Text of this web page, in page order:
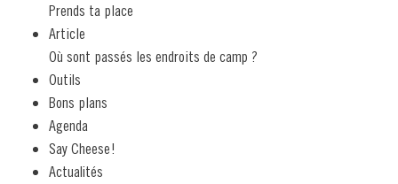
Prends ta place
Article
Où sont passés les endroits de camp ?
Outils
Bons plans
Agenda
Say Cheese!
Actualités